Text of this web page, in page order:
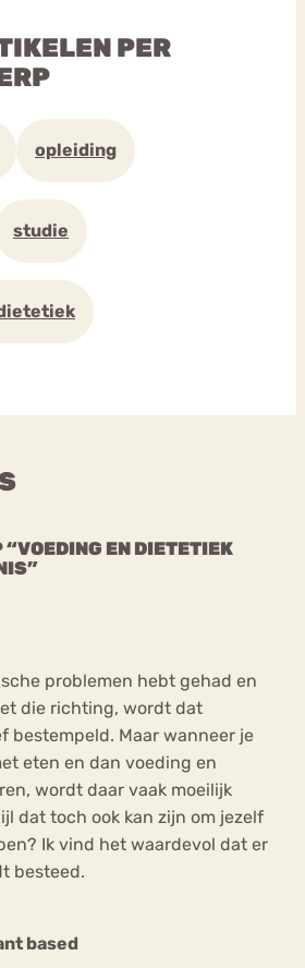
PER
opleiding
studie
EN DIETETIEK
problemen hebt gehad en
die richting, wordt dat
bestempeld. Maar wanneer je
eten en dan voeding en
wordt daar vaak moeilijk
dat toch ook kan zijn om jezelf
Ik vind het waardevol dat er
besteed.
based